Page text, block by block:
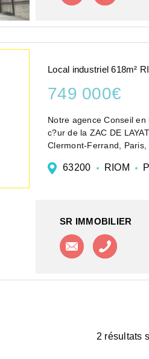
Local industriel 618m²
749 000€
Notre agence Conseil
c?ur de la ZAC DE
Clermont-Ferrand, Paris,
63200 RIOM
SR IMMOBILIER
Contacter
2 résultats